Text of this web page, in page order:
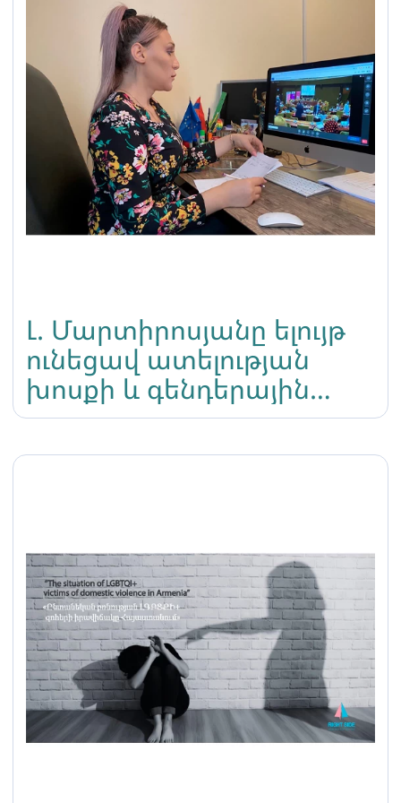
Լ. Մարտիրոսյանը ելույթ
ունեցավ ատելության
խոսքի և գենդերային
հիմքով
հանցագործությունների